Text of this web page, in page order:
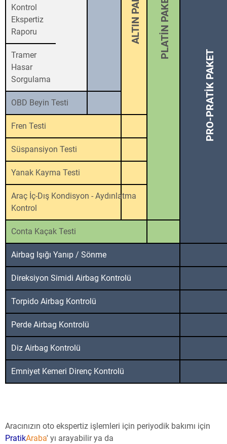
ALTIN PAKET PLATİN PAKET
PRO-PRATİK PAKET
Kontrol
Ekspertiz
Raporu
Tramer
Hasar
Sorgulama
OBD Beyin Testi
Fren Testi
Süspansiyon Testi
Yanak Kayma Testi
Araç İç-Dış Kondisyon - Aydınlatma
Kontrol
Conta Kaçak Testi
Airbag Işığı Yanıp / Sönme
Direksiyon Simidi Airbag Kontrolü
Torpido Airbag Kontrolü
Perde Airbag Kontrolü
Diz Airbag Kontrolü
Emniyet Kemeri Direnç Kontrolü
Aracınızın oto ekspertiz işlemleri için periyodik bakımı için
PratikAraba' yı arayabilir ya da